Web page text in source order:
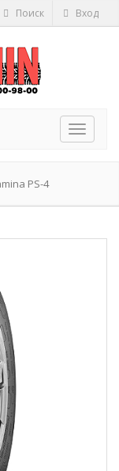
Поиск Вход
Toggle
PS-4